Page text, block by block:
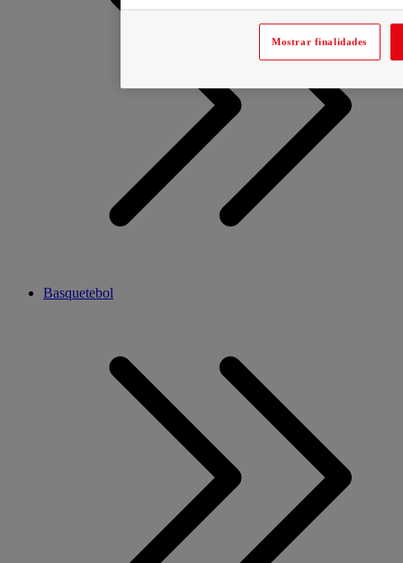
Basquetebol
Mostrar finalidades